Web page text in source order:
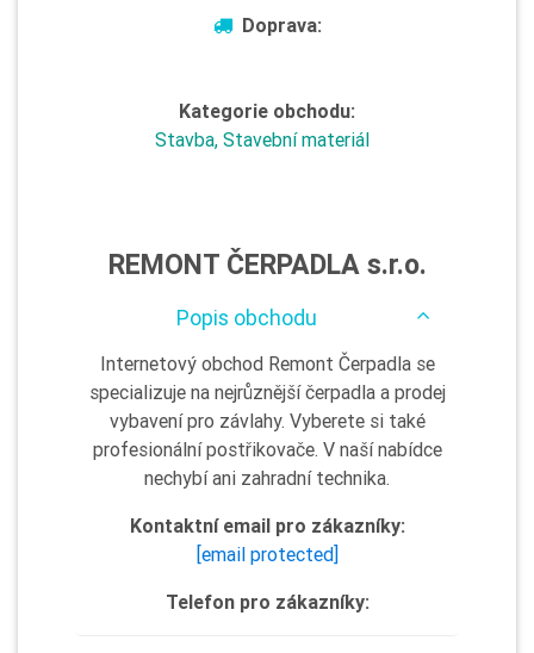
Doprava:
Kategorie obchodu:
Stavba, Stavební materiál
REMONT ČERPADLA s.r.o.
Popis obchodu
Internetový obchod Remont Čerpadla se
specializuje na nejrůznější čerpadla a prodej
vybavení pro závlahy. Vyberete si také
profesionální postřikovače. V naší nabídce
nechybí ani zahradní technika.
Kontaktní email pro zákazníky:
[email protected]
Telefon pro zákazníky: